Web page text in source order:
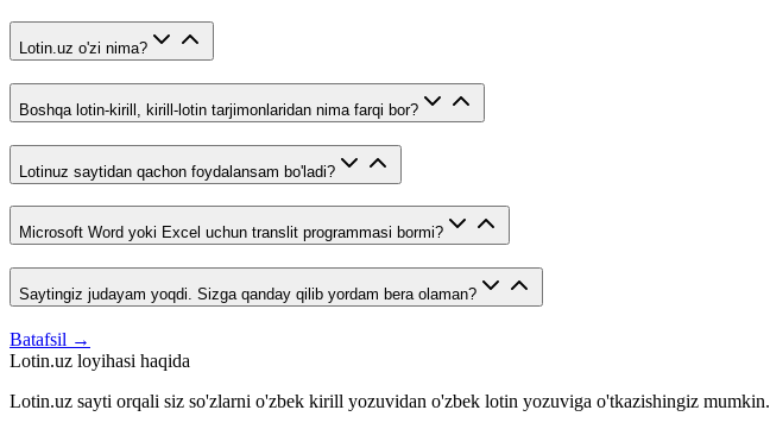
Lotin.uz o'zi nima?
Boshqa lotin-kirill, kirill-lotin tarjimonlaridan nima farqi bor?
Lotinuz saytidan qachon foydalansam bo'ladi?
Microsoft Word yoki Excel uchun translit programmasi bormi?
Saytingiz judayam yoqdi. Sizga qanday qilib yordam bera olaman?
Batafsil →
Lotin.uz loyihasi haqida
Lotin.uz sayti orqali siz so'zlarni o'zbek kirill yozuvidan o'zbek lotin yozuviga o'tkazishingiz mumkin.